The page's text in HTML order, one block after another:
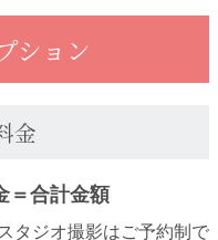
ション
金
＝合計金額
タジオ撮影はご予約制で